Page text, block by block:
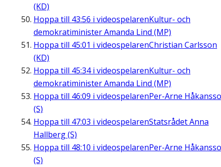
(KD)
Hoppa till 43:56 i videospelarenKultur- och
demokratiminister Amanda Lind (MP)
Hoppa till 45:01 i videospelarenChristian Carlsson
(KD)
Hoppa till 45:34i videospelarenKultur- och
demokratiminister Amanda Lind (MP)
Hoppa till 46:09 i videospelarenPer-Arne
(S)
Hoppa till 47:03 i videospelarenStatsrådet Anna
Hallberg (S)
Hoppa till 48:10 i videospelarenPer-Arne
(S)